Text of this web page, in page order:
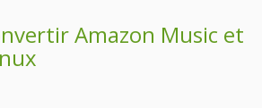
Amazon Music et